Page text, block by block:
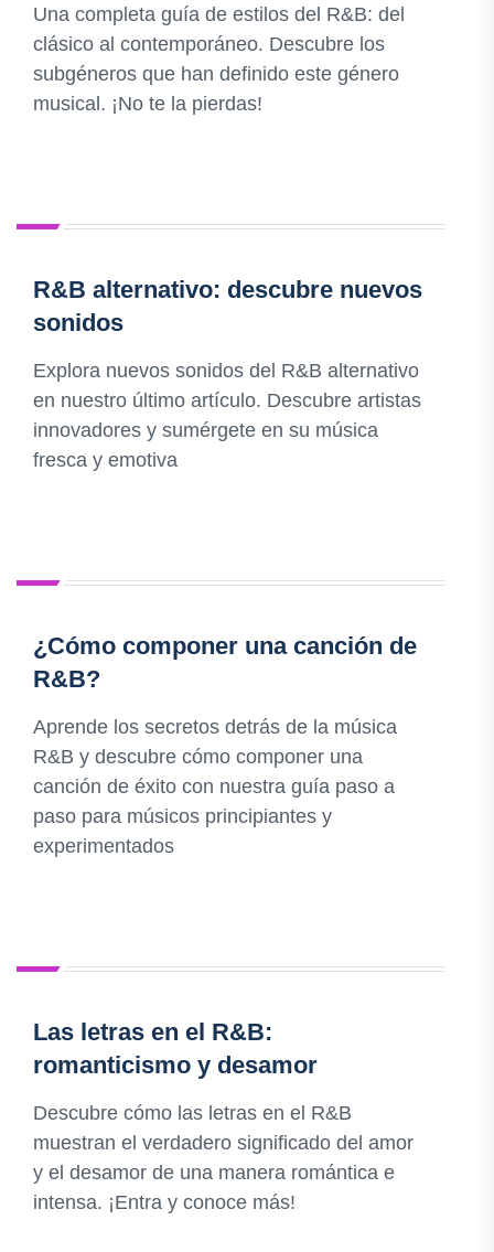
Una completa guía de estilos del R&B: del
clásico al contemporáneo. Descubre los
subgéneros que han definido este género
musical. ¡No te la pierdas!
R&B alternativo: descubre nuevos
sonidos
Explora nuevos sonidos del R&B alternativo
en nuestro último artículo. Descubre artistas
innovadores y sumérgete en su música
fresca y emotiva
¿Cómo componer una canción de
R&B?
Aprende los secretos detrás de la música
R&B y descubre cómo componer una
canción de éxito con nuestra guía paso a
paso para músicos principiantes y
experimentados
Las letras en el R&B:
romanticismo y desamor
Descubre cómo las letras en el R&B
muestran el verdadero significado del amor
y el desamor de una manera romántica e
intensa. ¡Entra y conoce más!